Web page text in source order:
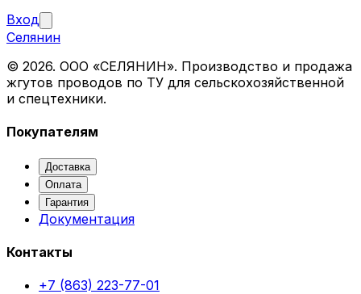
Вход
Селянин
© 2026. ООО «СЕЛЯНИН». Производство и продажа
жгутов проводов по ТУ для сельскохозяйственной
и спецтехники.
Покупателям
Доставка
Оплата
Гарантия
Документация
Контакты
+7 (863) 223-77-01